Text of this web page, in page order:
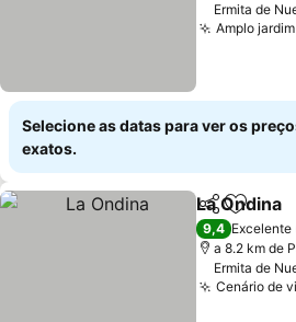
Ermita de
Amplo
Selecione as datas para ver os
exatos.
Partilhar
La Ondina
9,4 Excelente
a 8.2 km de
Ermita de
Cenário de